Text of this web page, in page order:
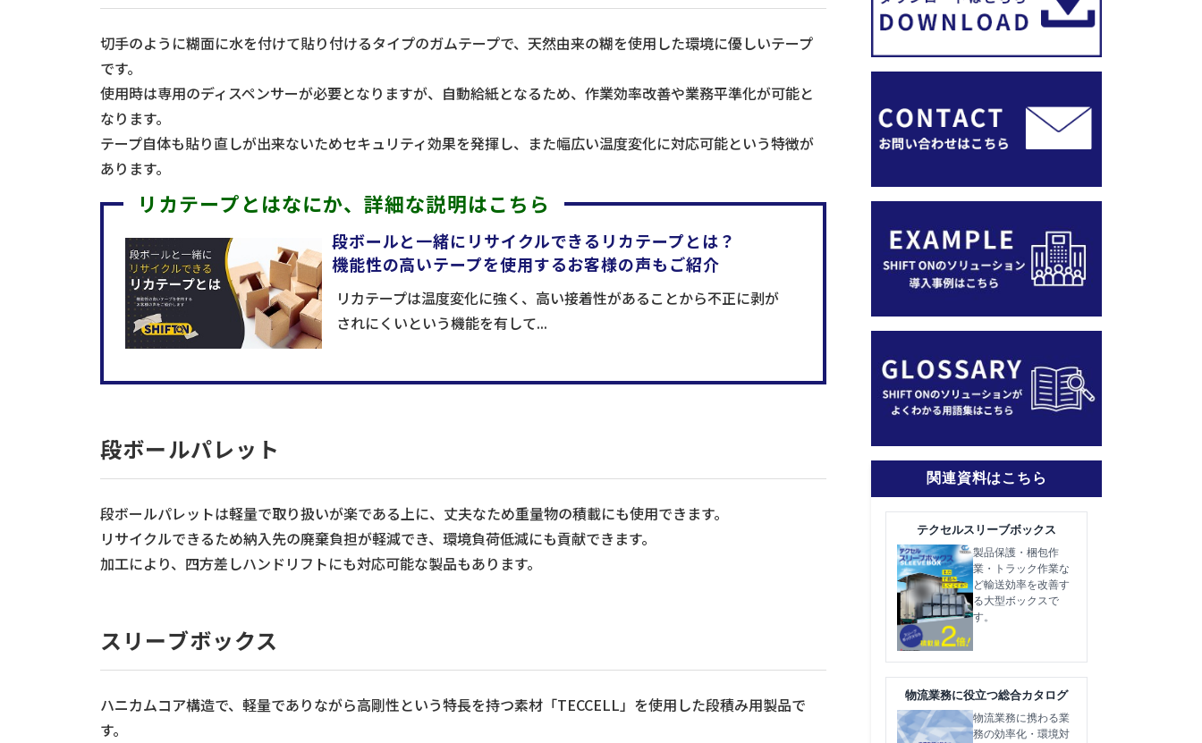
切手のように糊面に水を付けて貼り付けるタイプのガムテープで、天然由来の糊を使用した環境に優しいテープ
です。
使用時は専用のディスペンサーが必要となりますが、自動給紙となるため、作業効率改善や業務平準化が可能と
なります。
テープ自体も貼り直しが出来ないためセキュリティ効果を発揮し、また幅広い温度変化に対応可能という特徴が
あります。
リカテープとはなにか、詳細な説明はこちら
段ボールと一緒にリサイクルできるリカテープとは？
機能性の高いテープを使用するお客様の声もご紹介
リカテープは温度変化に強く、高い接着性があることから不正に剥が
されにくいという機能を有して...
段ボールパレット
段ボールパレットは軽量で取り扱いが楽である上に、丈夫なため重量物の積載にも使用できます。
リサイクルできるため納入先の廃棄負担が軽減でき、環境負荷低減にも貢献できます。
加工により、四方差しハンドリフトにも対応可能な製品もあります。
スリーブボックス
ハニカムコア構造で、軽量でありながら高剛性という特長を持つ素材「TECCELL」を使用した段積み用製品で
す。
関連資料はこちら
テクセルスリーブボックス
製品保護・梱包作
業・トラック作業な
ど輸送効率を改善す
る大型ボックスで
す。
物流業務に役立つ総合カタログ
物流業務に携わる業
務の効率化・環境対